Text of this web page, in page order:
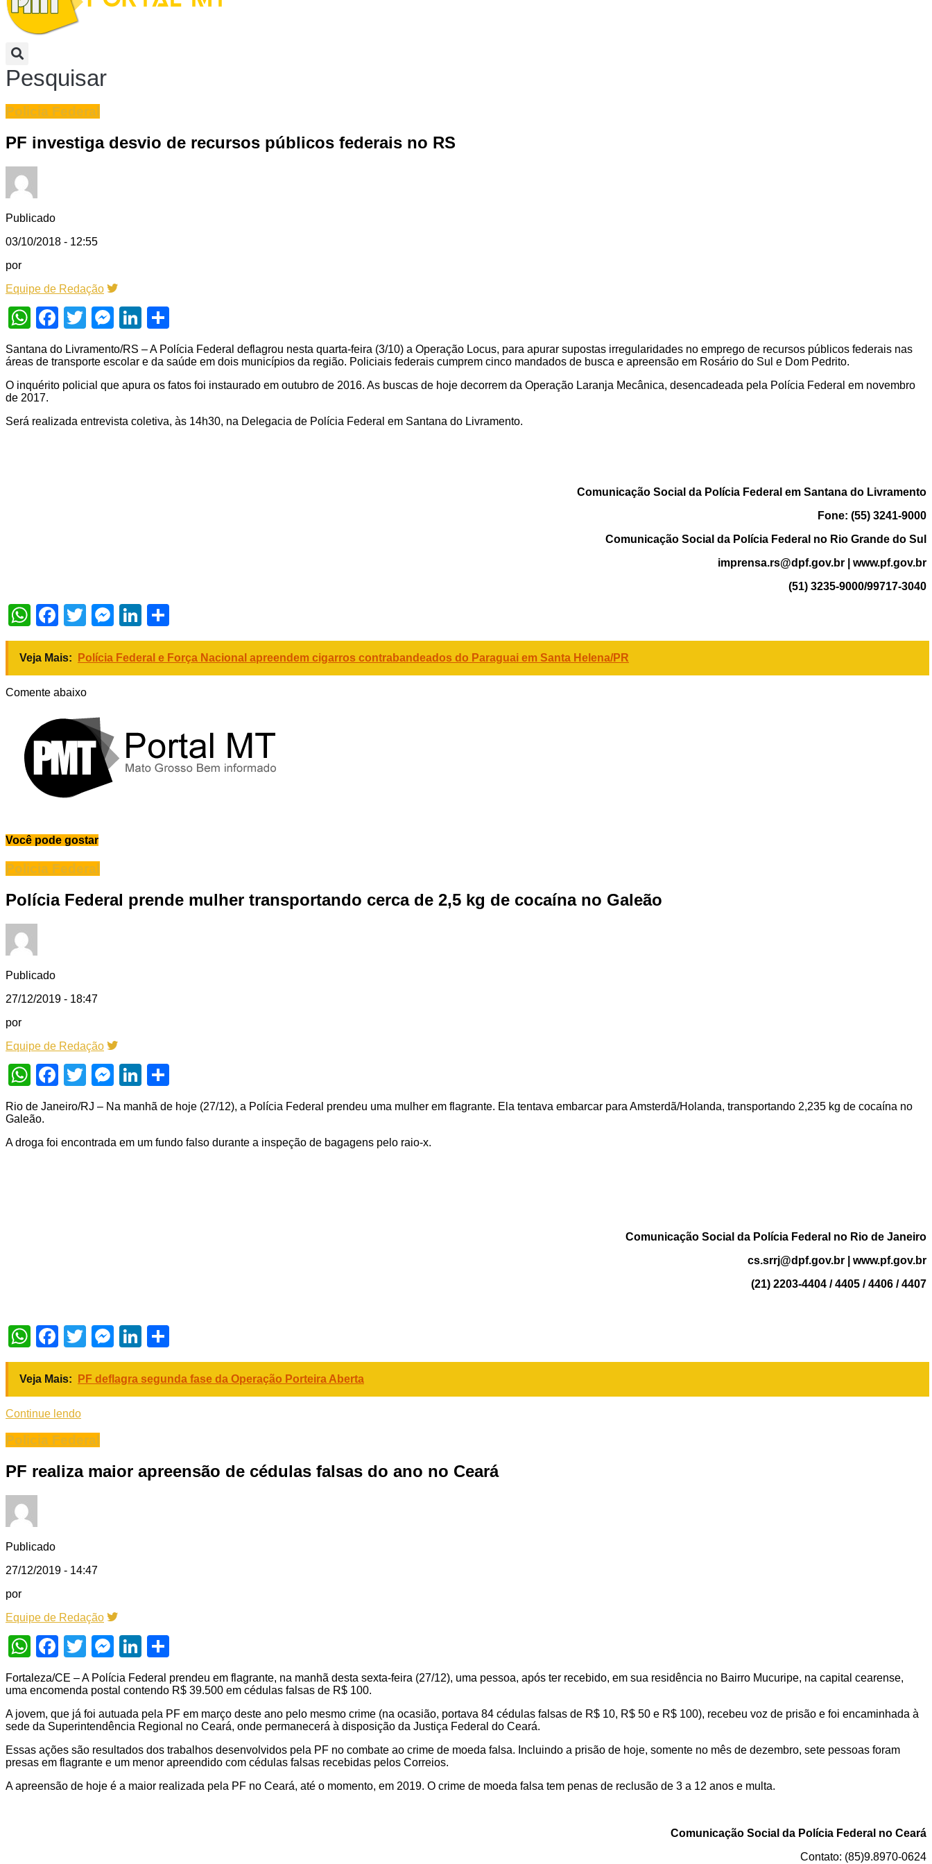
Pesquisar
Policia Federal
PF investiga desvio de recursos públicos federais no RS
Publicado
03/10/2018 - 12:55
por
Equipe de Redação
WhatsApp
Facebook
TwitterMessenger
LinkedIn
Santana do Livramento/RS – A Polícia Federal deflagrou nesta quarta-feira (3/10) a Operação Locus, para apurar supostas irregularidades no emprego de recursos públicos federais nas
áreas de transporte escolar e da saúde em dois municípios da região. Policiais federais cumprem cinco mandados de busca e apreensão em Rosário do Sul e Dom Pedrito.
O inquérito policial que apura os fatos foi instaurado em outubro de 2016. As buscas de hoje decorrem da Operação Laranja Mecânica, desencadeada pela Polícia Federal em novembro
de 2017.
Será realizada entrevista coletiva, às 14h30, na Delegacia de Polícia Federal em Santana do Livramento.
Comunicação Social da Polícia Federal em Santana do Livramento
Fone: (55) 3241-9000
Comunicação Social da Polícia Federal no Rio Grande do Sul
imprensa.rs@dpf.gov.br | www.pf.gov.br
(51) 3235-9000/99717-3040
WhatsApp
Facebook
TwitterMessenger
LinkedIn
Veja Mais: Polícia Federal e Força Nacional apreendem cigarros contrabandeados do Paraguai em Santa Helena/PR
Comente abaixo
Você pode gostar
Policia Federal
Polícia Federal prende mulher transportando cerca de 2,5 kg de cocaína no Galeão
Publicado
27/12/2019 - 18:47
por
Equipe de Redação
WhatsApp
Facebook
TwitterMessenger
LinkedIn
Rio de Janeiro/RJ – Na manhã de hoje (27/12), a Polícia Federal prendeu uma mulher em flagrante. Ela tentava embarcar para Amsterdã/Holanda, transportando 2,235 kg de cocaína no
Galeão.
A droga foi encontrada em um fundo falso durante a inspeção de bagagens pelo raio-x.
Comunicação Social da Polícia Federal no Rio de Janeiro
cs.srrj@dpf.gov.br | www.pf.gov.br
(21) 2203-4404 / 4405 / 4406 / 4407
WhatsApp
Facebook
TwitterMessenger
LinkedIn
Veja Mais: PF deflagra segunda fase da Operação Porteira Aberta
Continue lendo
Policia Federal
PF realiza maior apreensão de cédulas falsas do ano no Ceará
Publicado
27/12/2019 - 14:47
por
Equipe de Redação
WhatsApp
Facebook
TwitterMessenger
LinkedIn
Fortaleza/CE – A Polícia Federal prendeu em flagrante, na manhã desta sexta-feira (27/12), uma pessoa, após ter recebido, em sua residência no Bairro Mucuripe, na capital cearense,
uma encomenda postal contendo R$ 39.500 em cédulas falsas de R$ 100.
A jovem, que já foi autuada pela PF em março deste ano pelo mesmo crime (na ocasião, portava 84 cédulas falsas de R$ 10, R$ 50 e R$ 100), recebeu voz de prisão e foi encaminhada à
sede da Superintendência Regional no Ceará, onde permanecerá à disposição da Justiça Federal do Ceará.
Essas ações são resultados dos trabalhos desenvolvidos pela PF no combate ao crime de moeda falsa. Incluindo a prisão de hoje, somente no mês de dezembro, sete pessoas foram
presas em flagrante e um menor apreendido com cédulas falsas recebidas pelos Correios.
A apreensão de hoje é a maior realizada pela PF no Ceará, até o momento, em 2019. O crime de moeda falsa tem penas de reclusão de 3 a 12 anos e multa.
Comunicação Social da Polícia Federal no Ceará
Contato: (85)9.8970-0624